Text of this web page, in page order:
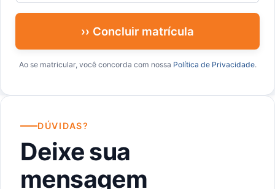
›› Concluir matrícula
Ao se matricular, você concorda com nossa Política de Privacidade.
DÚVIDAS?
Deixe sua
mensagem